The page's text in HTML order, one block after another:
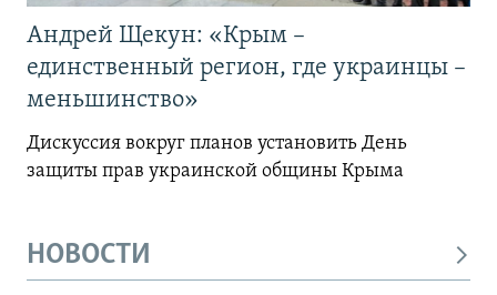
Андрей Щекун: «Крым –
единственный регион, где украинцы –
меньшинство»
Дискуссия вокруг планов установить День
защиты прав украинской общины Крыма
НОВОСТИ